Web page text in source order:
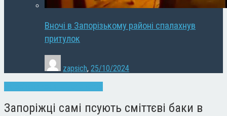
Вночі в Запорізькому районі спалахнув
притулок
zapsich, 25/10/2024
Запоріжці самі псують сміттєві баки в